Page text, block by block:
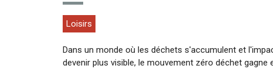
Loisirs
Dans un monde où les déchets s'accumulent et
devenir plus visible, le mouvement zéro déchet